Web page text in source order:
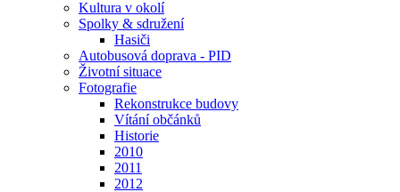
Kultura v okolí
Spolky & sdružení
Hasiči
Autobusová doprava - PID
Životní situace
Fotografie
Rekonstrukce budovy
Vítání občánků
Historie
2010
2011
2012